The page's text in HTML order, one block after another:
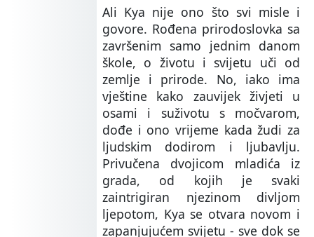
Ali Kya nije ono što svi misle i
govore. Rođena prirodoslovka sa
završenim samo jednim danom
škole, o životu i svijetu uči od
zemlje i prirode. No, iako ima
vještine kako zauvijek živjeti u
osami i suživotu s močvarom,
dođe i ono vrijeme kada žudi za
ljudskim dodirom i ljubavlju.
Privučena dvojicom mladića iz
grada, od kojih je svaki
zaintrigiran njezinom divljom
ljepotom, Kya se otvara novom i
zapanjujućem svijetu - sve dok se